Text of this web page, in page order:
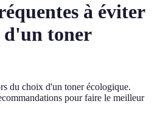
à éviter
d'un toner
du choix d'un toner écologique.
pour faire le meilleur